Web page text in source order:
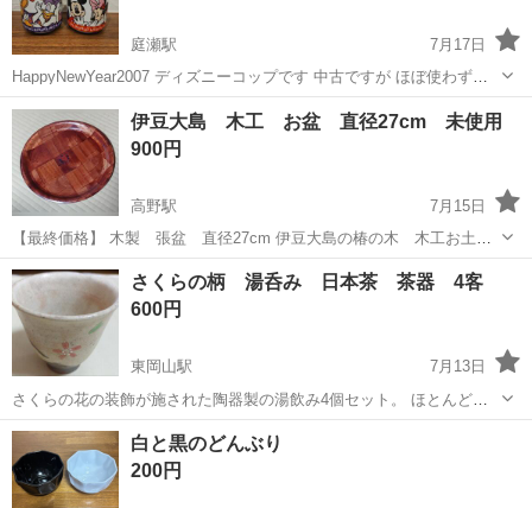
庭瀬駅
7月17日
HappyNewYear2007 ディズニーコップです 中古ですが ほぼ使わず保
管です
岡山 岡山市 庭瀬駅 食器
伊豆大島 木工 お盆 直径27cm 未使用
900円
高野駅
7月15日
【最終価格】 木製 張盆 直径27cm 伊豆大島の椿の木 木工お土
産 真ん中の椿はシールですので剥がせます 長い間保管していました
が未使用 ご希望でしたらお盆は2枚あります コメント交渉ください 他
のサイトにも出品してお...
岡山 津山市 高野駅 食器 茶托
さくらの柄 湯呑み 日本茶 茶器 4客
600円
東岡山駅
7月13日
さくらの花の装飾が施された陶器製の湯飲み4個セット。 ほとんど使
用せず、食器棚にて保管をしておりました。 長期保管のため経年の些
細な小傷や汚れ等、若干あります。 状態をご理解いただける方でお願
い致します。 プロフ...
岡山 岡山市 東岡山駅 食器
白と黒のどんぶり
200円